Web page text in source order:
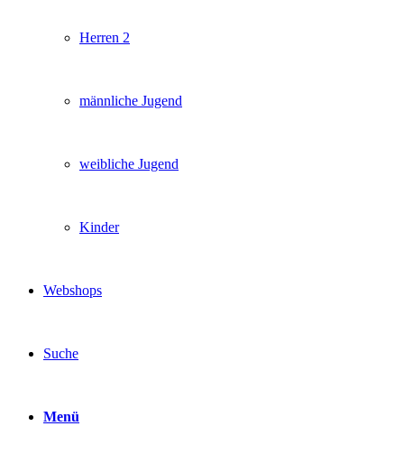
Herren 2
männliche Jugend
weibliche Jugend
Kinder
Webshops
Suche
Menü